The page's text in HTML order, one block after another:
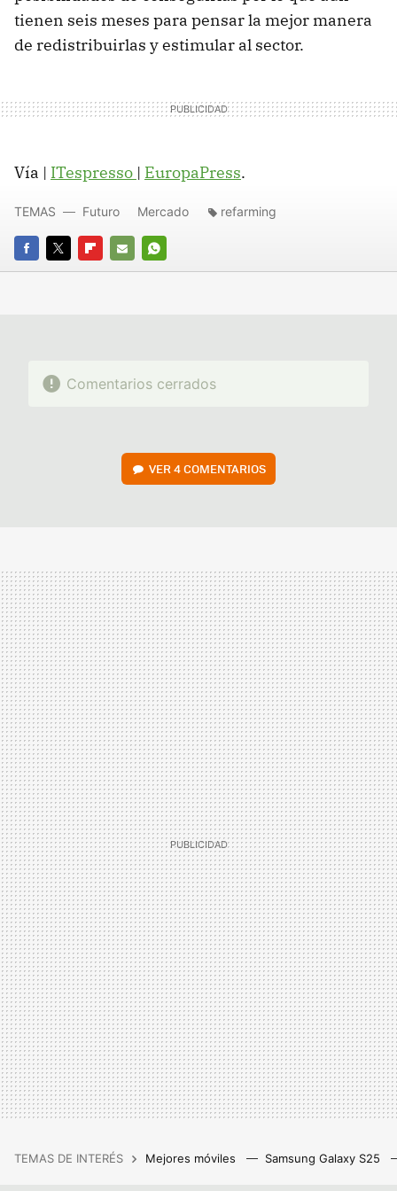
tienen seis meses para pensar la mejor manera
de redistribuirlas y estimular al sector.
Vía | ITespresso | EuropaPress.
FACEBOOK
TWITTERFLIPBOARD
E-
WHATSAPP
TEMAS Futuro Mercado refarming
Comentarios cerrados
VER 4 COMENTARIOS
TEMAS DE INTERÉS Mejores móviles Samsung Galaxy S25